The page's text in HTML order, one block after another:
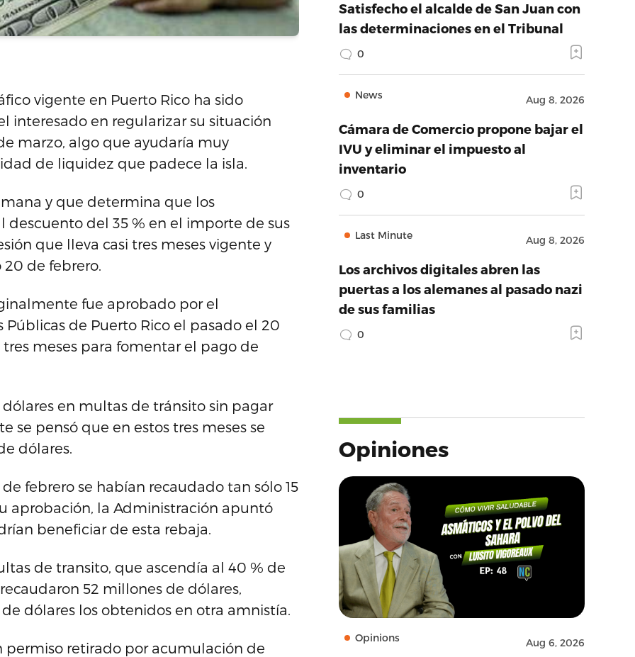
vigente en Puerto Rico ha sido
interesado en regularizar su situación
marzo, algo que ayudaría muy
de liquidez que padece la isla.
y que determina que los
del 35 % en el importe de sus
que lleva casi tres meses vigente y
de febrero.
fue aprobado por el
de Puerto Rico el pasado el 20
meses para fomentar el pago de
en multas de tránsito sin pagar
se pensó que en estos tres meses se
dólares.
febrero se habían recaudado tan sólo 15
aprobación, la Administración apuntó
beneficiar de esta rebaja.
de transito, que ascendía al 40 % de
52 millones de dólares,
dólares los obtenidos en otra amnistía.
permiso retirado por acumulación de
Satisfecho el alcalde de San Juan con
las determinaciones en el Tribunal
0
News Aug 8, 2026
Cámara de Comercio propone bajar el
IVU y eliminar el impuesto al
inventario
0
Last Minute Aug 8, 2026
Los archivos digitales abren las
puertas a los alemanes al pasado nazi
de sus familias
0
Opiniones
Opinions Aug 6, 2026